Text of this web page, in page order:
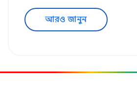
আরও জানুন